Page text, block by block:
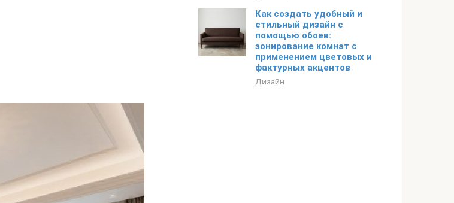
Как создать удобный и
стильный дизайн с
помощью обоев:
зонирование комнат с
применением цветовых и
фактурных акцентов
Дизайн